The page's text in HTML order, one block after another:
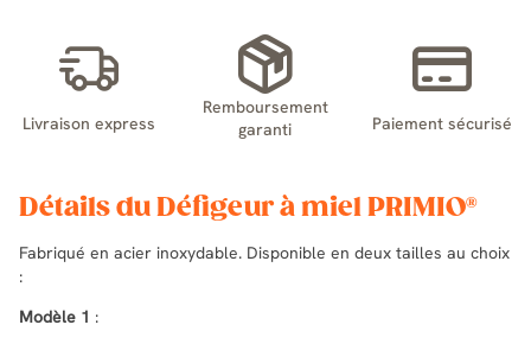
Livraison express
Remboursement
garanti
Paiement sécurisé
Détails du Défigeur à miel PRIMIO®
Fabriqué en acier inoxydable. Disponible en deux tailles au choix
:
Modèle 1 :